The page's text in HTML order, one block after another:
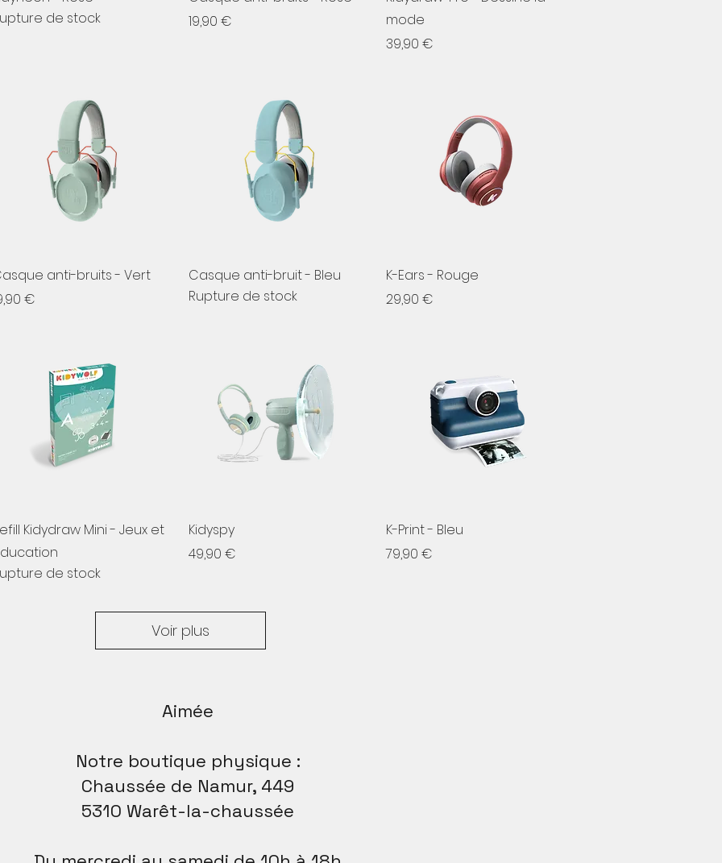
de stock
Prix
19,90 €
mode
Prix
39,90 €
Aperçu rapide
anti-bruits - Vert
€
Aperçu rapide
Casque anti-bruit - Bleu
Rupture de stock
Aperçu rapide
K-Ears - Rouge
Prix
29,90 €
Aperçu rapide
Kidydraw Mini - Jeux et
de stock
Kidyspy
Prix
49,90 €
Aperçu rapide
K-Print - Bleu
Prix
79,90 €
Voir plus
Aimée
Notre boutique physique :
Chaussée de Namur, 449
5310 Warêt-la-chaussée